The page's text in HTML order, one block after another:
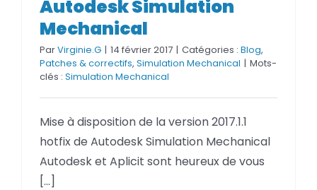
Autodesk Simulation
Mechanical
ParVirginie.G | 14 février 2017 | Catégories : Blog,
Patches & correctifs, Simulation Mechanical | Mots-
clés : Simulation Mechanical
Mise à disposition de la version 2017.1.1
hotfix de Autodesk Simulation Mechanical
Autodesk et Aplicit sont heureux de vous
[...]